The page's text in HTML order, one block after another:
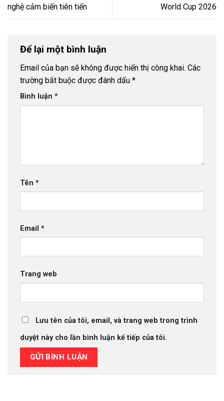
nghệ cảm biến tiên tiến
World Cup 2026
Để lại một bình luận
Email của bạn sẽ không được hiển thị công khai. Các
trường bắt buộc được đánh dấu *
Bình luận *
Tên *
Email *
Trang web
Lưu tên của tôi, email, và trang web trong trình
duyệt này cho lần bình luận kế tiếp của tôi.